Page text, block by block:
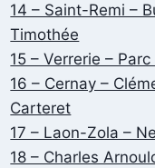
14 – Saint-Remi –
Timothée
15 – Verrerie –
16 – Cernay –
Carteret
17 – Laon-Zola –
18 – Charles